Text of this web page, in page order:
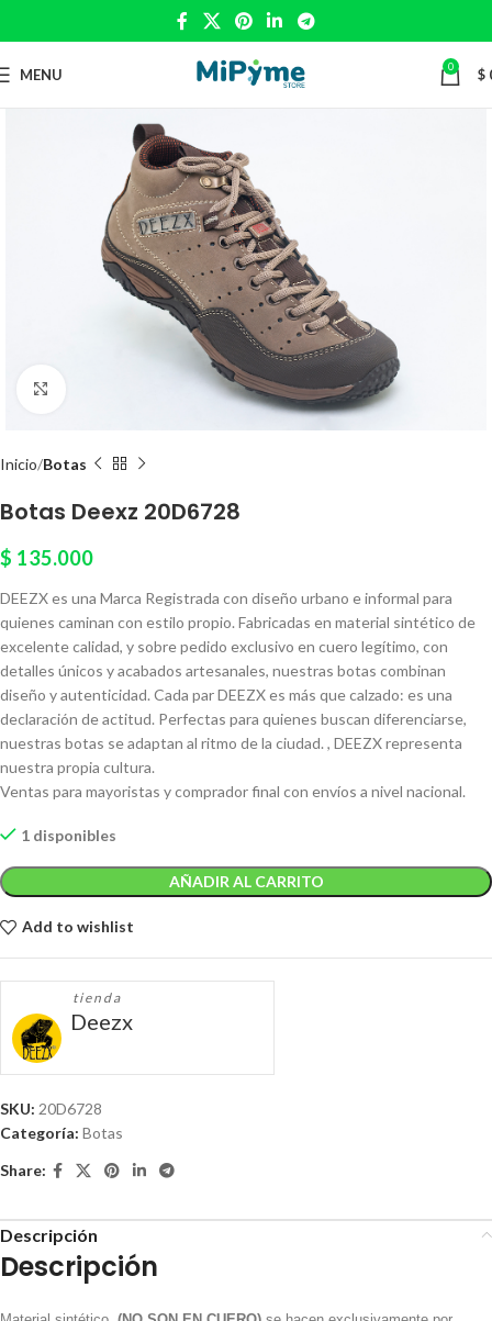
MENU 0 $
Inicio Botas
Botas Deexz 20D6728
$ 135.000
DEEZX es una Marca Registrada con diseño urbano e informal para
quienes caminan con estilo propio. Fabricadas en material sintético de
excelente calidad, y sobre pedido exclusivo en cuero legítimo, con
detalles únicos y acabados artesanales, nuestras botas combinan
diseño y autenticidad. Cada par DEEZX es más que calzado: es una
declaración de actitud. Perfectas para quienes buscan diferenciarse,
nuestras botas se adaptan al ritmo de la ciudad. , DEEZX representa
nuestra propia cultura.
Ventas para mayoristas y comprador final con envíos a nivel nacional.
1 disponibles
AÑADIR AL CARRITO
Add to wishlist
tienda
Deezx
SKU: 20D6728
Categoría: Botas
Share:
Descripción
Descripción